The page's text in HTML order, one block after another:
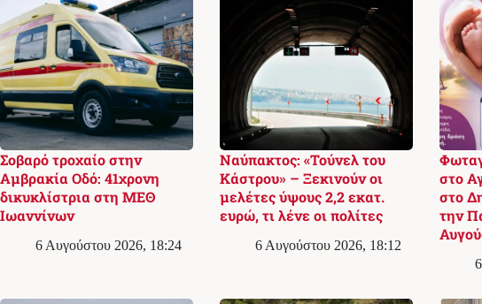
Σοβαρό τροχαίο στην
Αμβρακία Οδό: 41χρονη
δικυκλίστρια στη ΜΕΘ
Ιωαννίνων
6 Αυγούστου 2026, 18:24
Ναύπακτος: «Τούνελ του
Κάστρου» – Ξεκινούν οι
μελέτες ύψους 2,2 εκατ.
ευρώ, τι λένε οι πολίτες
6 Αυγούστου 2026, 18:12
στο
στο
την